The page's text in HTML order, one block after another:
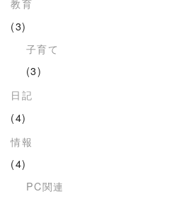
教育
(3)
子育て
(3)
日記
(4)
情報
(4)
PC関連